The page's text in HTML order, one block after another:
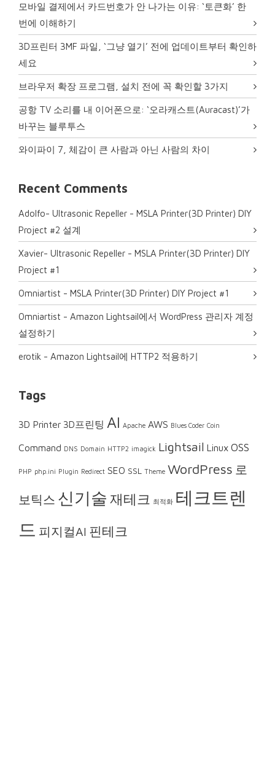
모바일 결제에서 카드번호가 안 나가는 이유: ‘토큰화’ 한
번에 이해하기
3D프린터 3MF 파일, ‘그냥 열기’ 전에 업데이트부터 확인하
세요
브라우저 확장 프로그램, 설치 전에 꼭 확인할 3가지
공항 TV 소리를 내 이어폰으로: ‘오라캐스트(Auracast)’가
바꾸는 블루투스
와이파이 7, 체감이 큰 사람과 아닌 사람의 차이
Recent Comments
Adolfo- Ultrasonic Repeller - MSLA Printer(3D Printer) DIY
Project #2 설계
Xavier- Ultrasonic Repeller - MSLA Printer(3D Printer) DIY
Project #1
0mniartist - MSLA Printer(3D Printer) DIY Project #1
0mniartist - Amazon Lightsail에서 WordPress 관리자 계정
설정하기
erotik - Amazon Lightsail에 HTTP2 적용하기
Tags
3D Printer 3D프린팅 AI Apache AWS Blues Coder Coin
Command DNS Domain HTTP2 imagick Lightsail Linux OSS
PHP php.ini Plugin Redirect SEO SSL Theme WordPress 로
보틱스 신기술 재테크 최적화 테크트렌
드 피지컬AI 핀테크